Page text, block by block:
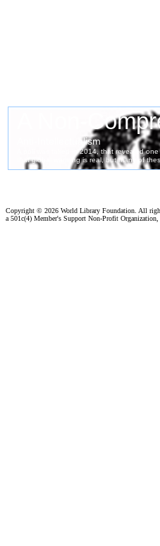
Copyright © 2026 World Library Foundation. All
a 501c(4) Member's Support Non-Profit